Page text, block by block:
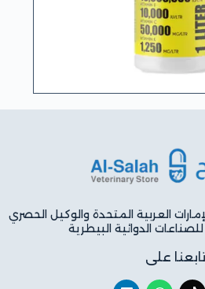
العربية المتحدة والوكيل الحصري
الدوائية البيطرية
على